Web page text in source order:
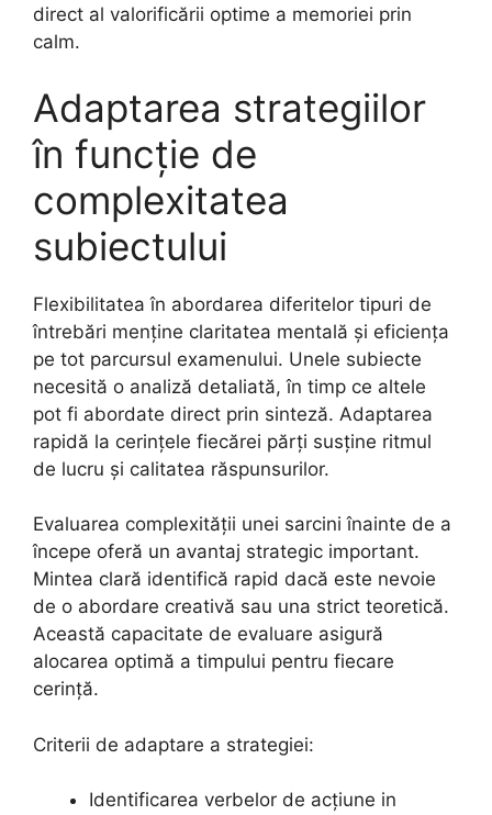
direct al valorificării optime a memoriei prin
calm.
Adaptarea strategiilor
în funcție de
complexitatea
subiectului
Flexibilitatea în abordarea diferitelor tipuri de
întrebări menține claritatea mentală și eficiența
pe tot parcursul examenului. Unele subiecte
necesită o analiză detaliată, în timp ce altele
pot fi abordate direct prin sinteză. Adaptarea
rapidă la cerințele fiecărei părți susține ritmul
de lucru și calitatea răspunsurilor.
Evaluarea complexității unei sarcini înainte de a
începe oferă un avantaj strategic important.
Mintea clară identifică rapid dacă este nevoie
de o abordare creativă sau una strict teoretică.
Această capacitate de evaluare asigură
alocarea optimă a timpului pentru fiecare
cerință.
Criterii de adaptare a strategiei:
Identificarea verbelor de acțiune in